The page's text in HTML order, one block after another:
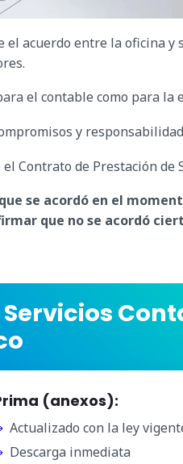
el acuerdo entre la oficina
el contable como para la
y
Contrato de Prestación de
se acordó en el
que no se acordó
(anexos):
Actualizado con la ley
Descarga inmediata